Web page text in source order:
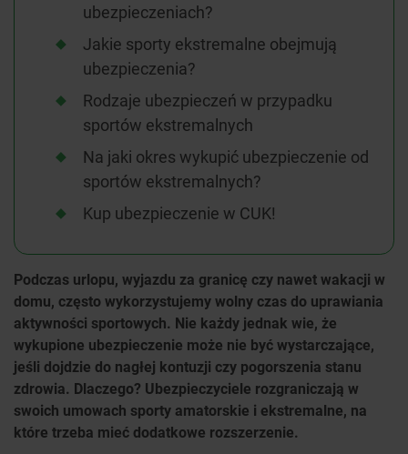
ubezpieczeniach?
Jakie sporty ekstremalne obejmują
ubezpieczenia?
Rodzaje ubezpieczeń w przypadku
sportów ekstremalnych
Na jaki okres wykupić ubezpieczenie od
sportów ekstremalnych?
Kup ubezpieczenie w CUK!
Podczas urlopu, wyjazdu za granicę czy nawet wakacji w
domu, często wykorzystujemy wolny czas do uprawiania
aktywności sportowych. Nie każdy jednak wie, że
wykupione ubezpieczenie może nie być wystarczające,
jeśli dojdzie do nagłej kontuzji czy pogorszenia stanu
zdrowia. Dlaczego? Ubezpieczyciele rozgraniczają w
swoich umowach sporty amatorskie i ekstremalne, na
które trzeba mieć dodatkowe rozszerzenie.